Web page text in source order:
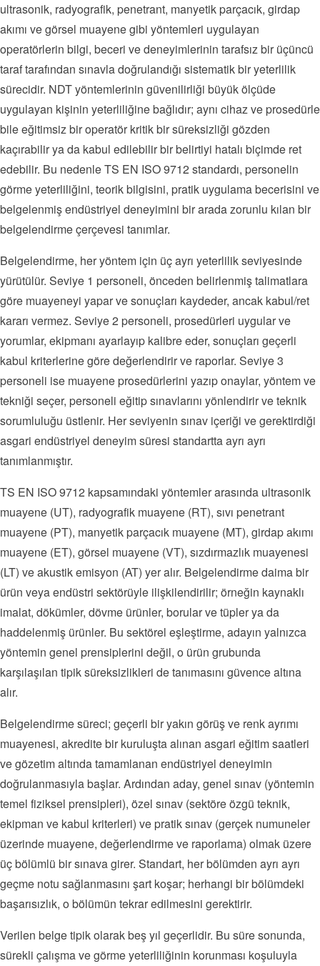
ultrasonik, radyografik, penetrant, manyetik parçacık, girdap
akımı ve görsel muayene gibi yöntemleri uygulayan
operatörlerin bilgi, beceri ve deneyimlerinin tarafsız bir üçüncü
taraf tarafından sınavla doğrulandığı sistematik bir yeterlilik
sürecidir. NDT yöntemlerinin güvenilirliği büyük ölçüde
uygulayan kişinin yeterliliğine bağlıdır; aynı cihaz ve prosedürle
bile eğitimsiz bir operatör kritik bir süreksizliği gözden
kaçırabilir ya da kabul edilebilir bir belirtiyi hatalı biçimde ret
edebilir. Bu nedenle TS EN ISO 9712 standardı, personelin
görme yeterliliğini, teorik bilgisini, pratik uygulama becerisini ve
belgelenmiş endüstriyel deneyimini bir arada zorunlu kılan bir
belgelendirme çerçevesi tanımlar.
Belgelendirme, her yöntem için üç ayrı yeterlilik seviyesinde
yürütülür. Seviye 1 personeli, önceden belirlenmiş talimatlara
göre muayeneyi yapar ve sonuçları kaydeder, ancak kabul/ret
kararı vermez. Seviye 2 personeli, prosedürleri uygular ve
yorumlar, ekipmanı ayarlayıp kalibre eder, sonuçları geçerli
kabul kriterlerine göre değerlendirir ve raporlar. Seviye 3
personeli ise muayene prosedürlerini yazıp onaylar, yöntem ve
tekniği seçer, personeli eğitip sınavlarını yönlendirir ve teknik
sorumluluğu üstlenir. Her seviyenin sınav içeriği ve gerektirdiği
asgari endüstriyel deneyim süresi standartta ayrı ayrı
tanımlanmıştır.
TS EN ISO 9712 kapsamındaki yöntemler arasında ultrasonik
muayene (UT), radyografik muayene (RT), sıvı penetrant
muayene (PT), manyetik parçacık muayene (MT), girdap akımı
muayene (ET), görsel muayene (VT), sızdırmazlık muayenesi
(LT) ve akustik emisyon (AT) yer alır. Belgelendirme daima bir
ürün veya endüstri sektörüyle ilişkilendirilir; örneğin kaynaklı
imalat, dökümler, dövme ürünler, borular ve tüpler ya da
haddelenmiş ürünler. Bu sektörel eşleştirme, adayın yalnızca
yöntemin genel prensiplerini değil, o ürün grubunda
karşılaşılan tipik süreksizlikleri de tanımasını güvence altına
alır.
Belgelendirme süreci; geçerli bir yakın görüş ve renk ayrımı
muayenesi, akredite bir kuruluşta alınan asgari eğitim saatleri
ve gözetim altında tamamlanan endüstriyel deneyimin
doğrulanmasıyla başlar. Ardından aday, genel sınav (yöntemin
temel fiziksel prensipleri), özel sınav (sektöre özgü teknik,
ekipman ve kabul kriterleri) ve pratik sınav (gerçek numuneler
üzerinde muayene, değerlendirme ve raporlama) olmak üzere
üç bölümlü bir sınava girer. Standart, her bölümden ayrı ayrı
geçme notu sağlanmasını şart koşar; herhangi bir bölümdeki
başarısızlık, o bölümün tekrar edilmesini gerektirir.
Verilen belge tipik olarak beş yıl geçerlidir. Bu süre sonunda,
sürekli çalışma ve görme yeterliliğinin korunması koşuluyla